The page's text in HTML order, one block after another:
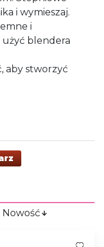
i wymieszaj.
i
blendera
aby stworzyć
Nowość